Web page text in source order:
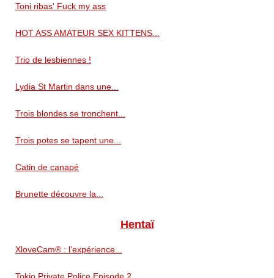
Toni ribas' Fuck my ass
HOT ASS AMATEUR SEX KITTENS...
Trio de lesbiennes !
Lydia St Martin dans une...
Trois blondes se tronchent...
Trois potes se tapent une...
Catin de canapé
Brunette découvre la...
Hentaï
XloveCam® : l’expérience...
Tokio Private Police Episode 2